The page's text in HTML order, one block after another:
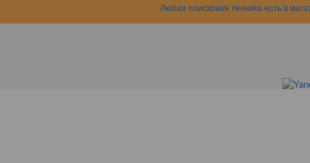
Любая поисковая техника есть в